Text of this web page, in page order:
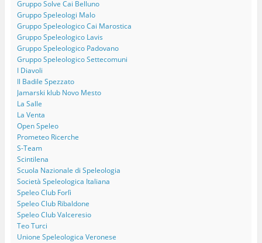
Gruppo Solve Cai Belluno
Gruppo Speleologi Malo
Gruppo Speleologico Cai Marostica
Gruppo Speleologico Lavis
Gruppo Speleologico Padovano
Gruppo Speleologico Settecomuni
I Diavoli
Il Badile Spezzato
Jamarski klub Novo Mesto
La Salle
La Venta
Open Speleo
Prometeo Ricerche
S-Team
Scintilena
Scuola Nazionale di Speleologia
Società Speleologica Italiana
Speleo Club Forlì
Speleo Club Ribaldone
Speleo Club Valceresio
Teo Turci
Unione Speleologica Veronese